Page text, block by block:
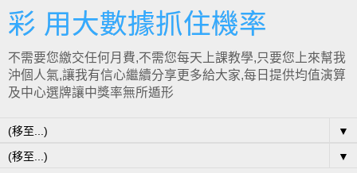
彩 用大數據抓住機率
不需要您繳交任何月費,不需您每天上課教學,只要您上來幫我
沖個人氣,讓我有信心繼續分享更多給大家,每日提供均值演算
及中心選牌讓中獎率無所遁形
▼
▼